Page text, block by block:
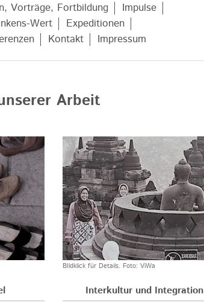
Vorträge, Fortbildung
Impulse
Wert
Expeditionen
Kontakt Impressum
Arbeit
BIldklick für Details. Foto: ViWa
Interkultur und Integration